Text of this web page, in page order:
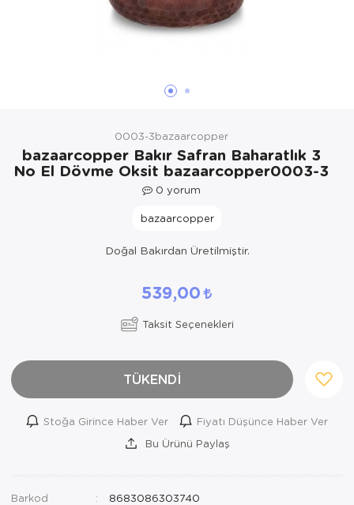
Kozmetik, Kişisel Bakım ve Sağlık
0003-3bazaarcopper
bazaarcopper Bakır Safran Baharatlık 3
No El Dövme Oksit bazaarcopper0003-3
0 yorum
bazaarcopper
Doğal Bakırdan Üretilmiştir.
539,00
Taksit Seçenekleri
TÜKENDİ
Stoğa Girince Haber Ver
Fiyatı Düşünce Haber Ver
Bu Ürünü Paylaş
Barkod
8683086303740